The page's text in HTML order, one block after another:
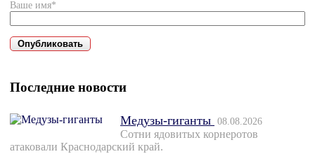
Ваше имя*
Последние новости
Медузы-гиганты 08.08.2026
Сотни ядовитых корнеротов
атаковали Краснодарский край.